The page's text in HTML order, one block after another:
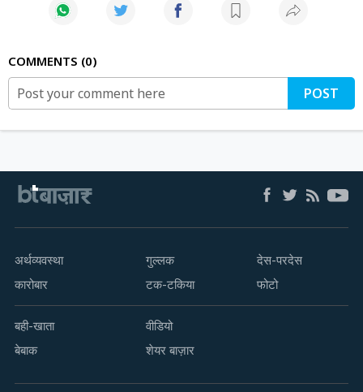
COMMENTS 0
POST
अर्थव्यवस्था
कारोबार
गुल्लक
टक-टकिया
देस-परदेस
फोटो
बही-खाता
बेबाक
वीडियो
शेयर बाज़ार